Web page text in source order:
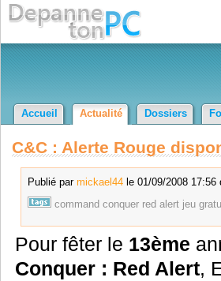
Accueil Actualité Dossiers
C&C : Alerte Rouge
Publié par mickael44le 01/09/2008 17:56
command conquer red alert jeu
Pour fêter le 13ème
Conquer : Red Alert,